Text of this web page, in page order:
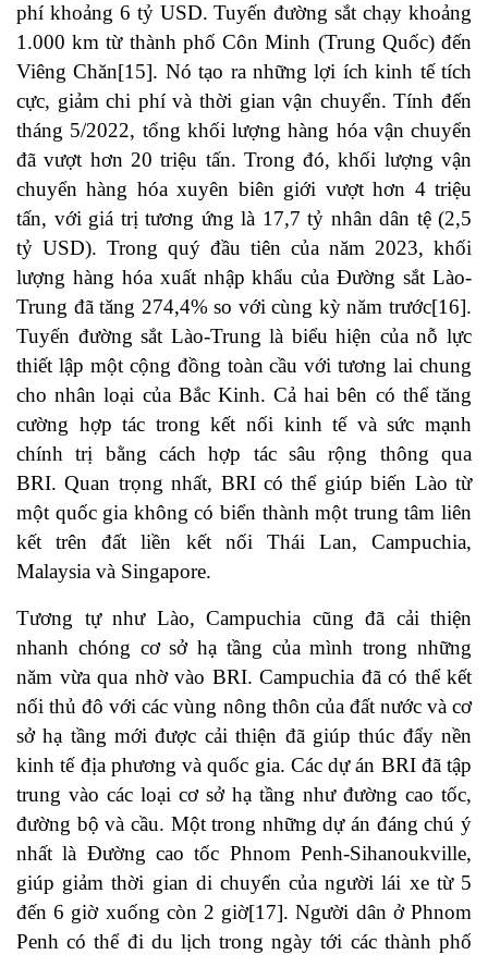
phí khoảng 6 tỷ USD. Tuyến đường sắt chạy khoảng
1.000 km từ thành phố Côn Minh (Trung Quốc) đến
Viêng Chăn[15]. Nó tạo ra những lợi ích kinh tế tích
cực, giảm chi phí và thời gian vận chuyển. Tính đến
tháng 5/2022, tổng khối lượng hàng hóa vận chuyển
đã vượt hơn 20 triệu tấn. Trong đó, khối lượng vận
chuyển hàng hóa xuyên biên giới vượt hơn 4 triệu
tấn, với giá trị tương ứng là 17,7 tỷ nhân dân tệ (2,5
tỷ USD). Trong quý đầu tiên của năm 2023, khối
lượng hàng hóa xuất nhập khẩu của Đường sắt Lào-
Trung đã tăng 274,4% so với cùng kỳ năm trước[16].
Tuyến đường sắt Lào-Trung là biểu hiện của nỗ lực
thiết lập một cộng đồng toàn cầu với tương lai chung
cho nhân loại của Bắc Kinh. Cả hai bên có thể tăng
cường hợp tác trong kết nối kinh tế và sức mạnh
chính trị bằng cách hợp tác sâu rộng thông qua
BRI. Quan trọng nhất, BRI có thể giúp biến Lào từ
một quốc gia không có biển thành một trung tâm liên
kết trên đất liền kết nối Thái Lan, Campuchia,
Malaysia và Singapore.
Tương tự như Lào, Campuchia cũng đã cải thiện
nhanh chóng cơ sở hạ tầng của mình trong những
năm vừa qua nhờ vào BRI. Campuchia đã có thể kết
nối thủ đô với các vùng nông thôn của đất nước và cơ
sở hạ tầng mới được cải thiện đã giúp thúc đẩy nền
kinh tế địa phương và quốc gia. Các dự án BRI đã tập
trung vào các loại cơ sở hạ tầng như đường cao tốc,
đường bộ và cầu. Một trong những dự án đáng chú ý
nhất là Đường cao tốc Phnom Penh-Sihanoukville,
giúp giảm thời gian di chuyển của người lái xe từ 5
đến 6 giờ xuống còn 2 giờ[17]. Người dân ở Phnom
Penh có thể đi du lịch trong ngày tới các thành phố